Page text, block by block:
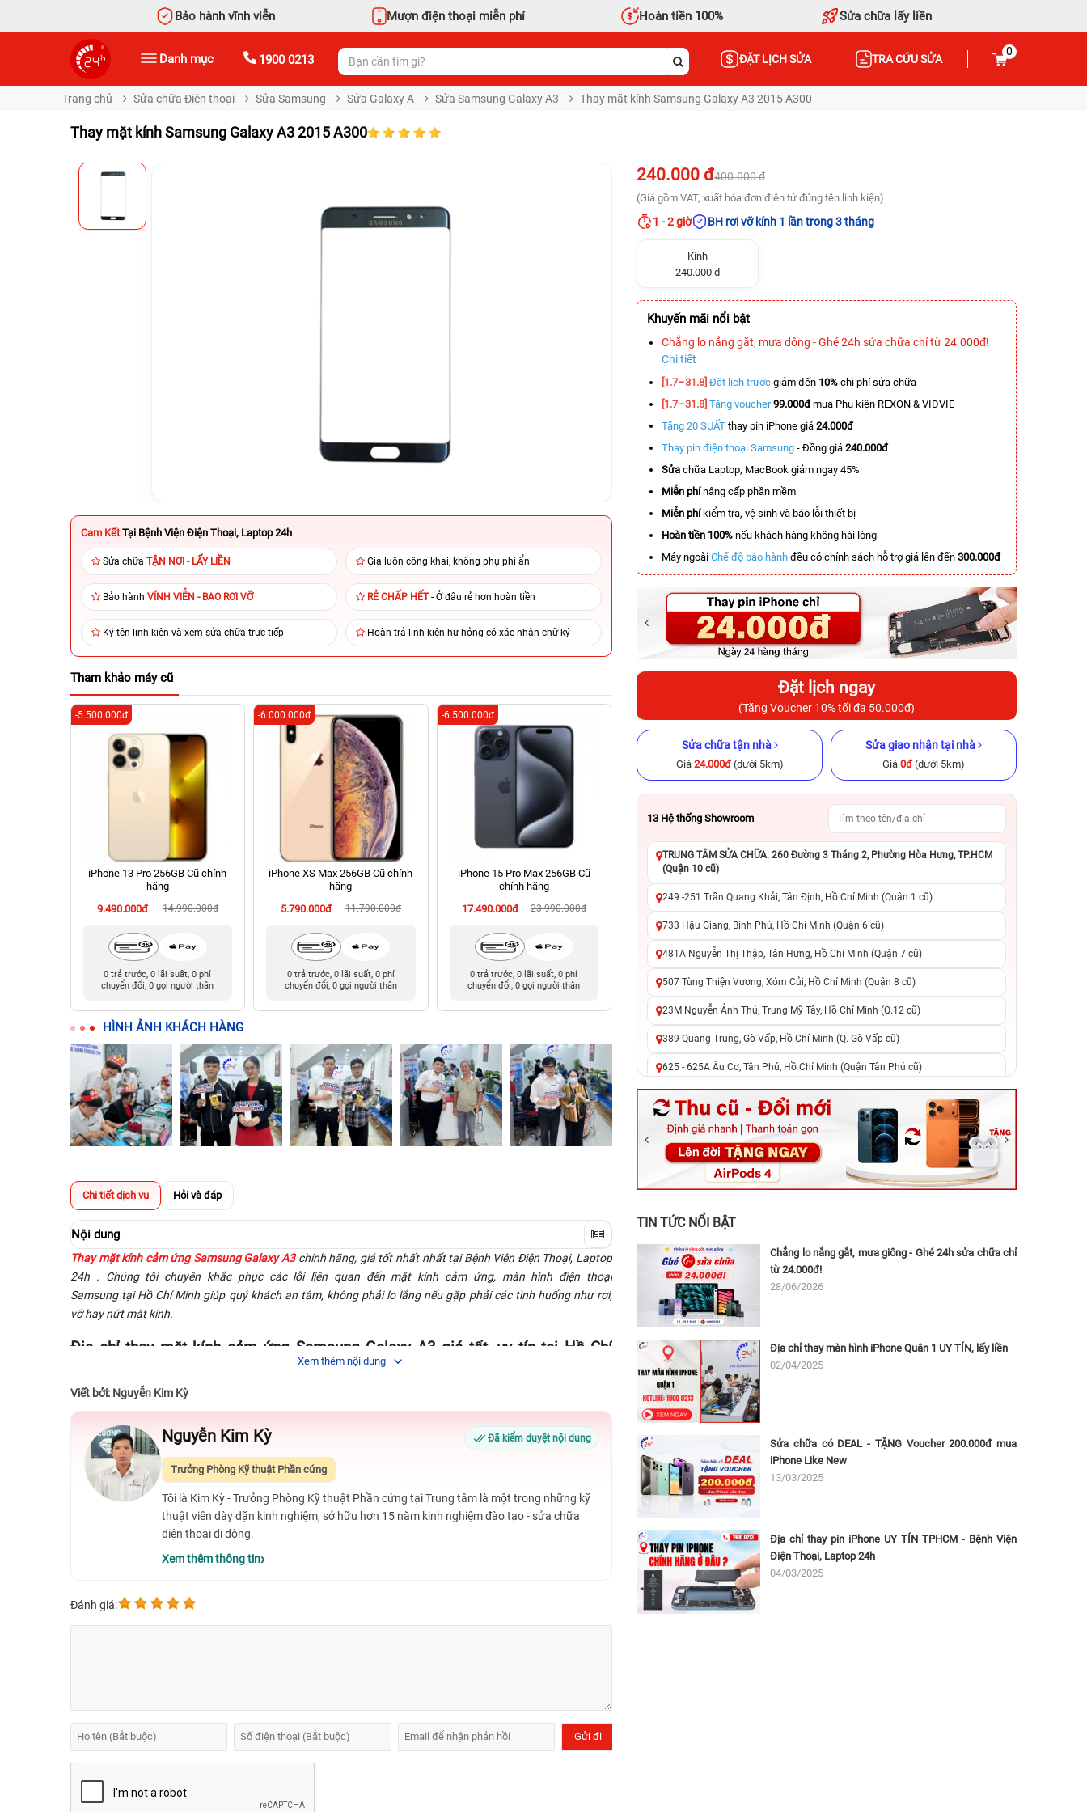
Bảo hành vĩnh viễn Mượn điện thoại miễn phí Hoàn tiền 100% Sửa chữa lấy liền
Danh mục 1900 0213 ĐẶT LỊCH SỬA TRA CỨU SỬA
0
Trang chủ Sửa chữa Điện thoại Sửa Samsung Sửa Galaxy A Sửa Samsung Galaxy A3 Thay mặt kính Samsung Galaxy A3 2015 A300
Thay mặt kính Samsung Galaxy A3 2015 A300
Cam Kết Tại Bệnh Viện Điện Thoại, Laptop 24h
Sửa chữa TẬN NƠI - LẤY LIỀN Giá luôn công khai, không phụ phí ẩn
Bảo hành VĨNH VIỄN - BAO RƠI VỠ RẺ CHẤP HẾT- Ở đâu rẻ hơn hoàn tiền
Ký tên linh kiện và xem sửa chữa trực tiếp Hoàn trả linh kiện hư hỏng có xác nhận chữ ký
Tham khảo máy cũ
iPhone 13 Pro 256GB Cũ chính
hãng
9.490.000đ
14.990.000đ
-5.500.000đ
0 trả trước, 0 lãi suất, 0 phí
chuyển đổi, 0 gọi người thân
iPhone XS Max 256GB Cũ chính
hãng
5.790.000đ
11.790.000đ
-6.000.000đ
0 trả trước, 0 lãi suất, 0 phí
chuyển đổi, 0 gọi người thân
iPhone 15 Pro Max 256GB Cũ
chính hãng
17.490.000đ
23.990.000đ
-6.500.000đ
0 trả trước, 0 lãi suất, 0 phí
chuyển đổi, 0 gọi người thân
iPhone 14 128GB Cũ chính hãng
8.090.000đ 16.390.000đ
-8.300.000đ
chuyển đổi, 0 gọi người thân
6.390.000đ 8.990.000đ
-2.600.000đ
chuyển đổi, 0 gọi người thân
-4.900.000đ
HÌNH ẢNH KHÁCH HÀNG
Chi tiết dịch vụ Hỏi và đáp
Nội dung
Thay mặt kính cảm ứng Samsung Galaxy A3chính hãng, giá tốt nhất nhất tại Bệnh Viện Điện Thoại, Laptop
24h . Chúng tôi chuyên khắc phục các lỗi liên quan đến mặt kính cảm ứng, màn hình điện thoại
Samsung tại Hồ Chí Minh giúp quý khách an tâm, không phải lo lắng nếu gặp phải các tình huống như rơi,
vỡ hay nứt mặt kính.
Địa chỉ thay mặt kính cảm ứng Samsung Galaxy A3 giá tốt, uy tín tại Hồ Chí
Galaxy A3 ra đời cuối năm 2014, đây được coi là mẫu sản phẩm chiều lòng người hâm mộ thuộc tầm trung
có thiết kế khung kim loại nguyên khối đẳng cấp. Điểm mạnh của của Galaxy A3 có khả năng gói gọn: hiệu
năng tuyệt vời, pin lâu, kiểu dáng tinh tế cao cấp, được SamSung bổ sung màn hình AMOLED 4.5 inch.
Xem thêm nội dung
Viết bởi: Nguyễn Kim Kỳ
Nguyễn Kim Kỳ Đã kiểm duyệt nội dung
Trưởng Phòng Kỹ thuật Phần cứng
Tôi là Kim Kỳ - Trưởng Phòng Kỹ thuật Phần cứng tại Trung tâm là một trong những kỹ
thuật viên dày dặn kinh nghiệm, sở hữu hơn 15 năm kinh nghiệm đào tạo - sửa chữa
điện thoại di động.
Xem thêm thông tin
Đánh giá:
240.000 đ400.000 đ
(Giá gồm VAT, xuất hóa đơn điện tử đúng tên linh kiện)
1 - 2 giờ BH rơi vỡ kính 1 lần trong 3 tháng
Kính
240.000 đ
Khuyến mãi nổi bật
Chẳng lo nắng gắt, mưa dông - Ghé 24h sửa chữa chỉ từ 24.000đ!
Chi tiết
[1.7–31.8] Đặt lịch trước giảm đến 10% chi phí sửa chữa
[1.7–31.8] Tặng voucher 99.000đmua Phụ kiện REXON & VIDVIE
Tặng 20 SUẤT thay pin iPhone giá 24.000đ
Thay pin điện thoại Samsung - Đồng giá 240.000đ
Sửa chữa Laptop, MacBook giảm ngay 45%
Miễn phínâng cấp phần mềm
Miễn phíkiểm tra, vệ sinh và báo lỗi thiết bị
Hoàn tiền 100% nếu khách hàng không hài lòng
Máy ngoài Chế độ bảo hành đều có chính sách hỗ trợ giá lên đến 300.000đ
Đặt lịch ngay
(Tặng Voucher 10% tối đa 50.000đ)
Sửa chữa tận nhà
Giá 24.000đ(dưới 5km)
Sửa giao nhận tại nhà
Giá 0đ(dưới 5km)
13 Hệ thống Showroom
TRUNG TÂM SỬA CHỮA: 260 Đường 3 Tháng 2, Phường Hòa Hưng, TP.HCM
(Quận 10 cũ)
249 -251 Trần Quang Khải, Tân Định, Hồ Chí Minh (Quận 1 cũ)
733 Hậu Giang, Bình Phú, Hồ Chí Minh (Quận 6 cũ)
481A Nguyễn Thị Thập, Tân Hưng, Hồ Chí Minh (Quận 7 cũ)
507 Tùng Thiện Vương, Xóm Củi, Hồ Chí Minh (Quận 8 cũ)
23M Nguyễn Ảnh Thủ, Trung Mỹ Tây, Hồ Chí Minh (Q.12 cũ)
389 Quang Trung, Gò Vấp, Hồ Chí Minh (Q. Gò Vấp cũ)
625 - 625A Âu Cơ, Tân Phú, Hồ Chí Minh (Quận Tân Phú cũ)
326 Lê Văn Việt, Tăng Nhơn Phú, Hồ Chí Minh (Q.9 TP. Thủ Đức cũ)
256 Võ Văn Ngân, Thủ Đức, Hồ Chí Minh (Bình Thọ, TP. Thủ Đức Cũ)
70 Nguyễn An Ninh, Dĩ An, Hồ Chí Minh (Bình Dương Cũ)
24h Vũng Tàu: 162A Ba Cu, Vũng Tàu, Hồ Chí Minh (TP. Vũng Tàu cũ)
TIN TỨC NỔI BẬT
Chẳng lo nắng gắt, mưa giông - Ghé 24h sửa chữa chỉ
từ 24.000đ!
28/06/2026
Địa chỉ thay màn hình iPhone Quận 1 UY TÍN, lấy liền
02/04/2025
Sửa chữa có DEAL - TẶNG Voucher 200.000đ mua
iPhone Like New
13/03/2025
Địa chỉ thay pin iPhone UY TÍN TPHCM - Bệnh Viện
Điện Thoại, Laptop 24h
04/03/2025